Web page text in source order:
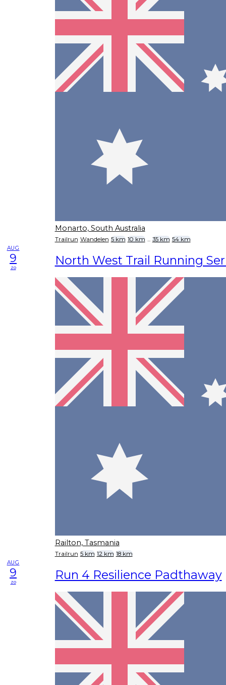
Monarto, South Australia
Trailrun Wandelen 5 km 10 km ... 35 km 54 km
AUG
9
zo North West Trail Running
Railton, Tasmania
Trailrun 5 km 12 km 18 km
AUG
9
zo Run 4 Resilience Padthaway